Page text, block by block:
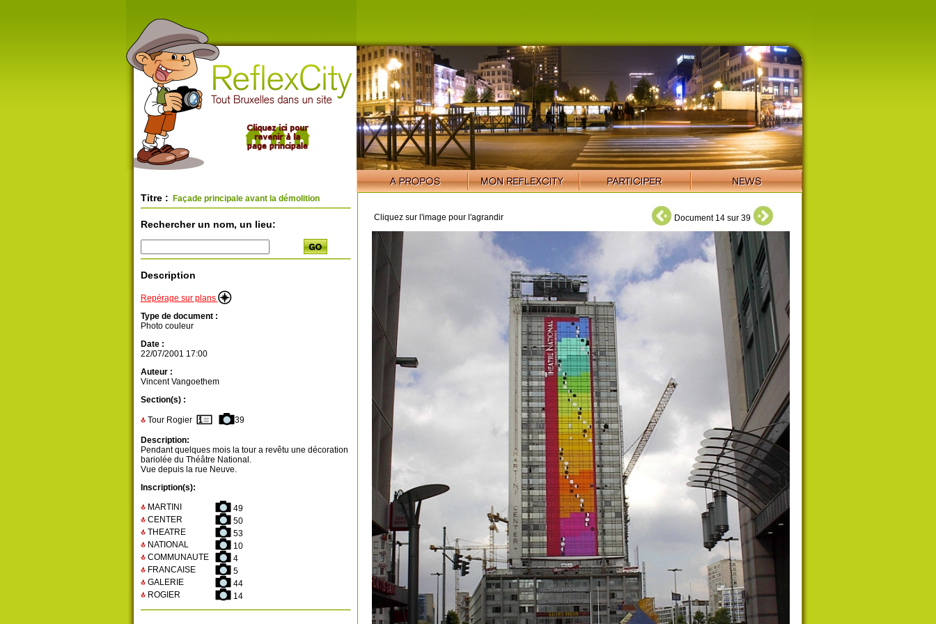
Titre : Façade principale avant la démolition
Rechercher un nom, un lieu:
Description
Repérage sur plans
Type de document :
Photo couleur
Date :
22/07/2001 17:00
Auteur :
Vincent Vangoethem
Section(s) :
Tour Rogier 39
Description:
Pendant quelques mois la tour a revêtu une décoration
bariolée du Théâtre National.
Vue depuis la rue Neuve.
Inscription(s):
MARTINI
49
CENTER
50
THEATRE
53
NATIONAL
10
COMMUNAUTE
4
FRANCAISE
5
GALERIE
44
ROGIER
14
Cliquez sur l'image pour l'agrandir Document 14 sur 39